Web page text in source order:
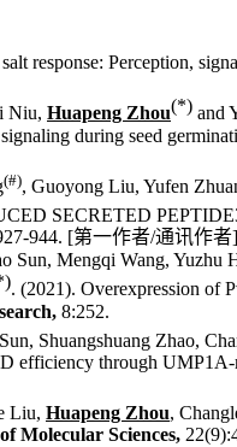
response: Perception,
Niu, Huapeng Zhou(*) and
during seed
(#), Guoyong Liu, Yufen
SECRETED
944. [第一作者/通讯作者]
Sun, Mengqi Wang, Yuzhu
. (2021). Overexpression of
8:252.
Shuangshuang Zhao,
efficiency through UMP1A-
Liu, Huapeng Zhou,
Molecular Sciences,